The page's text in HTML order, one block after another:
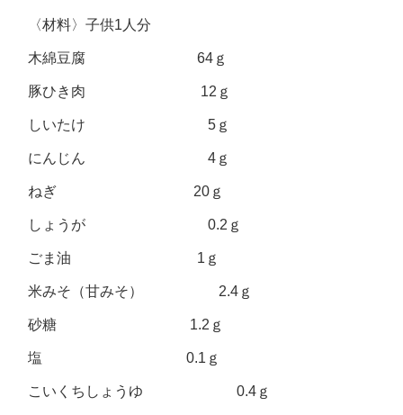
〈材料〉子供1人分
木綿豆腐 64ｇ
豚ひき肉 12ｇ
しいたけ 5ｇ
にんじん 4ｇ
ねぎ 20ｇ
しょうが 0.2ｇ
ごま油 1ｇ
米みそ（甘みそ） 2.4ｇ
砂糖 1.2ｇ
塩 0.1ｇ
こいくちしょうゆ 0.4ｇ